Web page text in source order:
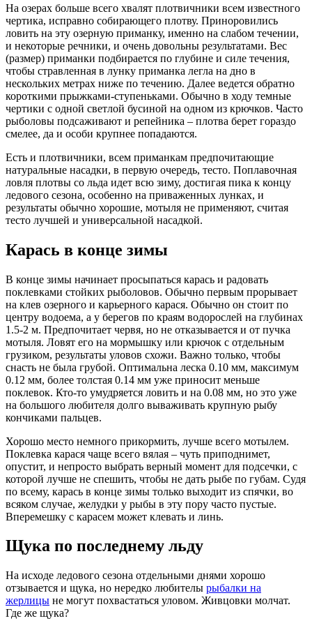
На озерах больше всего хвалят плотвичники всем известного
чертика, исправно собирающего плотву. Приноровились
ловить на эту озерную приманку, именно на слабом течении,
и некоторые речники, и очень довольны результатами. Вес
(размер) приманки подбирается по глубине и силе течения,
чтобы стравленная в лунку приманка легла на дно в
нескольких метрах ниже по течению. Далее ведется обратно
короткими прыжками-ступеньками. Обычно в ходу темные
чертики с одной светлой бусиной на одном из крючков. Часто
рыболовы подсаживают и репейника – плотва берет гораздо
смелее, да и особи крупнее попадаются.
Есть и плотвичники, всем приманкам предпочитающие
натуральные насадки, в первую очередь, тесто. Поплавочная
ловля плотвы со льда идет всю зиму, достигая пика к концу
ледового сезона, особенно на приваженных лунках, и
результаты обычно хорошие, мотыля не применяют, считая
тесто лучшей и универсальной насадкой.
Карась в конце зимы
В конце зимы начинает просыпаться карась и радовать
поклевками стойких рыболовов. Обычно первым прорывает
на клев озерного и карьерного карася. Обычно он стоит по
центру водоема, а у берегов по краям водорослей на глубинах
1.5-2 м. Предпочитает червя, но не отказывается и от пучка
мотыля. Ловят его на мормышку или крючок с отдельным
грузиком, результаты уловов схожи. Важно только, чтобы
снасть не была грубой. Оптимальна леска 0.10 мм, максимум
0.12 мм, более толстая 0.14 мм уже приносит меньше
поклевок. Кто-то умудряется ловить и на 0.08 мм, но это уже
на большого любителя долго вываживать крупную рыбу
кончиками пальцев.
Хорошо место немного прикормить, лучше всего мотылем.
Поклевка карася чаще всего вялая – чуть приподнимет,
опустит, и непросто выбрать верный момент для подсечки, с
которой лучше не спешить, чтобы не дать рыбе по губам. Судя
по всему, карась в конце зимы только выходит из спячки, во
всяком случае, желудки у рыбы в эту пору часто пустые.
Вперемешку с карасем может клевать и линь.
Щука по последнему льду
На исходе ледового сезона отдельными днями хорошо
отзывается и щука, но нередко любителы рыбалки на
жерлицы не могут похвастаться уловом. Живцовки молчат.
Где же щука?